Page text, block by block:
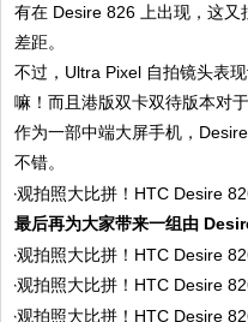
有在 Desire 826 上出现，这
差距。
不过，Ultra Pixel 自拍镜头表
嘛！而且港版双卡双待版本对
作为一部中端大屏手机，
不错。
最后再为大家带来一组由